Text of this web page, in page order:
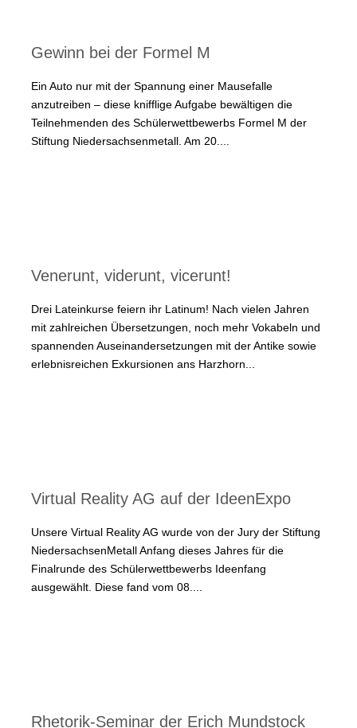
Gewinn bei der Formel M
Ein Auto nur mit der Spannung einer Mausefalle
anzutreiben – diese knifflige Aufgabe bewältigen die
Teilnehmenden des Schülerwettbewerbs Formel M der
Stiftung Niedersachsenmetall. Am 20....
Venerunt, viderunt, vicerunt!
Drei Lateinkurse feiern ihr Latinum! Nach vielen Jahren
mit zahlreichen Übersetzungen, noch mehr Vokabeln und
spannenden Auseinandersetzungen mit der Antike sowie
erlebnisreichen Exkursionen ans Harzhorn...
Virtual Reality AG auf der IdeenExpo
Unsere Virtual Reality AG wurde von der Jury der Stiftung
NiedersachsenMetall Anfang dieses Jahres für die
Finalrunde des Schülerwettbewerbs Ideenfang
ausgewählt. Diese fand vom 08....
Rhetorik-Seminar der Erich Mundstock